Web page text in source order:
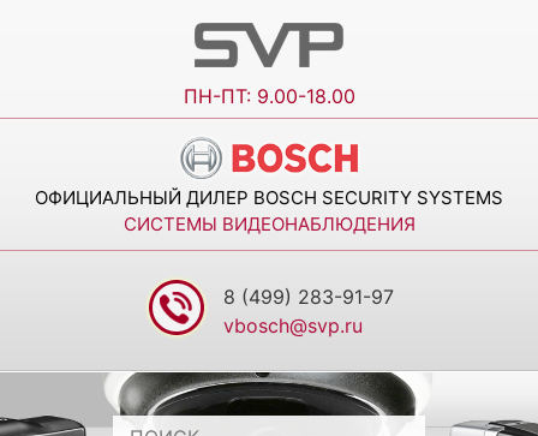
ПН-ПТ: 9.00-18.00
ОФИЦИАЛЬНЫЙ ДИЛЕР BOSCH SECURITY SYSTEMS
СИСТЕМЫ ВИДЕОНАБЛЮДЕНИЯ
8 (499) 283-91-97
vbosch@svp.ru